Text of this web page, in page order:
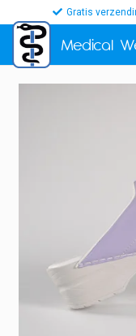
Gratis
Medical